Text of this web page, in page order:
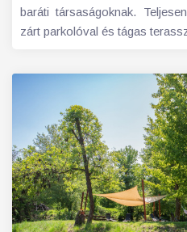
baráti társaságoknak.
zárt parkolóval és tágas